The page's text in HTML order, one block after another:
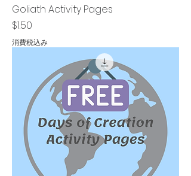
Goliath Activity Pages
価格
$1.50
消費税込み